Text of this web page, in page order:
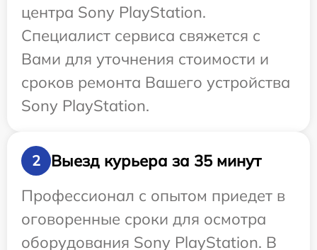
центра Sony PlayStation.
Специалист сервиса свяжется с
Вами для уточнения стоимости и
сроков ремонта Вашего устройства
Sony PlayStation.
2
Выезд курьера за 35 минут
Профессионал с опытом приедет в
оговоренные сроки для осмотра
оборудования Sony PlayStation. В